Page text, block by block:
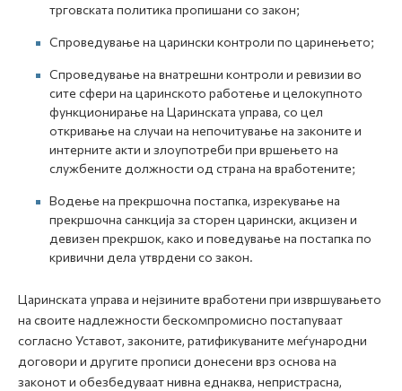
трговската политика пропишани со закон;
Спроведување на царински контроли по царинењето;
Спроведување на внатрешни контроли и ревизии во
сите сфери на царинското работење и целокупното
функционирање на Царинската управа, со цел
откривање на случаи на непочитување на законите и
интерните акти и злоупотреби при вршењето на
службените должности од страна на вработените;
Водење на прекршочна постапка, изрекување на
прекршочна санкција за сторен царински, акцизен и
девизен прекршок, како и поведување на постапка по
кривични дела утврдени со закон.
Царинската управа и нејзините вработени при извршувањето
на своите надлежности бескомпромисно постапуваат
согласно Уставот, законите, ратификуваните меѓународни
договори и другите прописи донесени врз основа на
законот и обезбедуваат нивна еднаква, непристрасна,